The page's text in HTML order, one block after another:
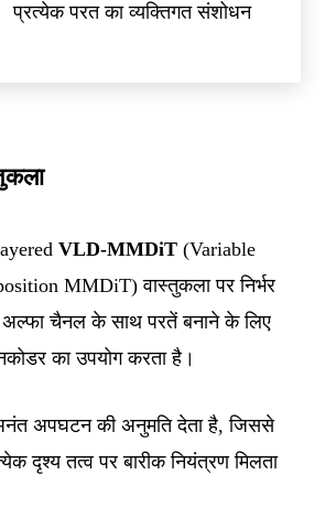
प्रत्येक परत का व्यक्तिगत संशोधन
VLD-MMDiT (Variable
MMDiT) वास्तुकला पर निर्भर
चैनल के साथ परतें बनाने के लिए
का उपयोग करता है।
अपघटन की अनुमति देता है, जिससे
दृश्य तत्व पर बारीक नियंत्रण मिलता